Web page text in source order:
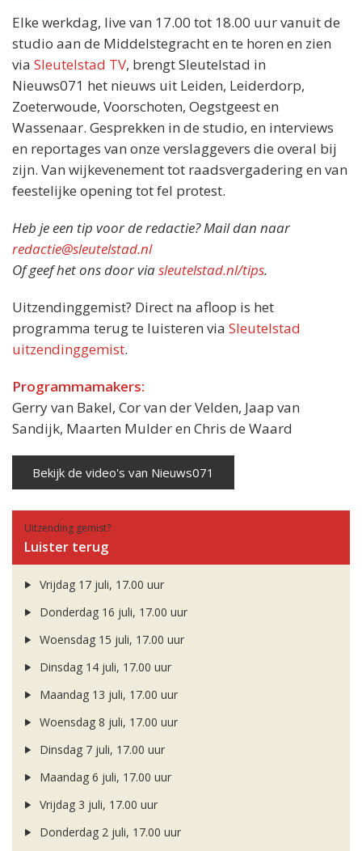
Elke werkdag, live van 17.00 tot 18.00 uur vanuit de
studio aan de Middelstegracht en te horen en zien
via Sleutelstad TV, brengt Sleutelstad in
Nieuws071 het nieuws uit Leiden, Leiderdorp,
Zoeterwoude, Voorschoten, Oegstgeest en
Wassenaar. Gesprekken in de studio, en interviews
en reportages van onze verslaggevers die overal bij
zijn. Van wijkevenement tot raadsvergadering en van
feestelijke opening tot fel protest.
Heb je een tip voor de redactie? Mail dan naar
redactie@sleutelstad.nl
Of geef het ons door viasleutelstad.nl/tips.
Uitzendinggemist? Direct na afloop is het
programma terug te luisteren via Sleutelstad
uitzendinggemist.
Programmamakers:
Gerry van Bakel, Cor van der Velden, Jaap van
Sandijk, Maarten Mulder en Chris de Waard
Bekijk de video's van Nieuws071
Uitzending gemist?
Luister terug
Vrijdag 17 juli, 17.00 uur
Donderdag 16 juli, 17.00 uur
Woensdag 15 juli, 17.00 uur
Dinsdag 14 juli, 17.00 uur
Maandag 13 juli, 17.00 uur
Woensdag 8 juli, 17.00 uur
Dinsdag 7 juli, 17.00 uur
Maandag 6 juli, 17.00 uur
Vrijdag 3 juli, 17.00 uur
Donderdag 2 juli, 17.00 uur